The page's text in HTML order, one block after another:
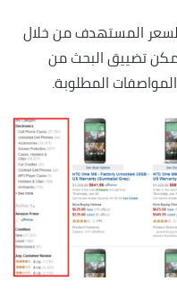
المستهدف من خلال
تضييق البحث من
المطلوبة.